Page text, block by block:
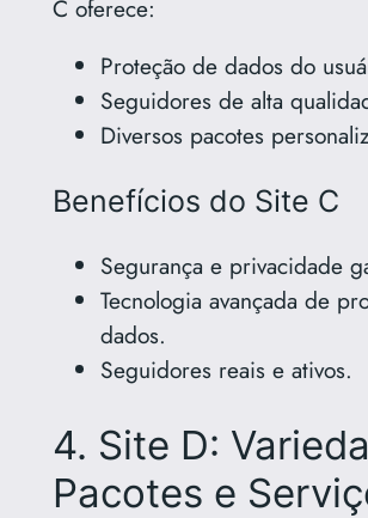
C oferece:
Proteção de dados do
Seguidores de alta
Diversos pacotes
Benefícios do Site C
Segurança e privacidade
Tecnologia avançada de
dados.
Seguidores reais e ativos.
4. Site D:
Pacotes e